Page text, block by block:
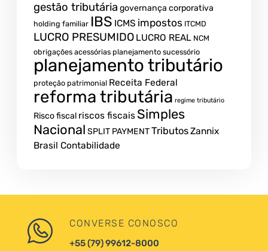
gestão tributária governança corporativa
holding familiar IBS ICMS impostos ITCMD
LUCRO PRESUMIDO LUCRO REAL NCM
obrigações acessórias planejamento sucessório
planejamento tributário
proteção patrimonial Receita Federal
reforma tributária regime tributário
Risco fiscal riscos fiscais Simples
Nacional SPLIT PAYMENTTributosZannix
Brasil Contabilidade
CONVERSE CONOSCO
+55 (79) 99612-8000